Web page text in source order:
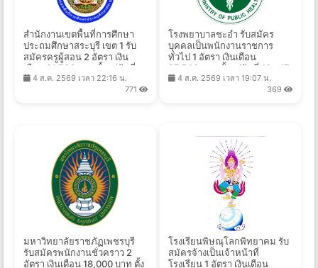
สำนักงานเขตพื้นที่การศึกษา
ประถมศึกษาสระบุรี เขต 1 รับ
สมัครครูผู้สอน 2 อัตรา เงิน
เดือน 21,780 บาท ตั้งแต่วันที่
17-21 ส.ค. 2569
4 ส.ค. 2569 เวลา 22:16 น.
771
โรงพยาบาลชะอํา รับสมัคร
บุคคลเป็นพนักงานราชการ
ทั่วไป 1 อัตรา เงินเดือน
27,540 บาท ตั้งแต่วันที่ 10 - 17
ส.ค. 2569
4 ส.ค. 2569 เวลา 19:07 น.
369
มหาวิทยาลัยราชภัฏเพชรบุรี
รับสมัครพนักงานชั่วคราว 2
อัตรา เงินเดือน 18,000 บาท ตั้ง
โรงเรียนพิษณุโลกพิทยาคม รับ
สมัครจ้างเป็นเจ้าหน้าที่
โรงเรียน 1 อัตรา เงินเดือน